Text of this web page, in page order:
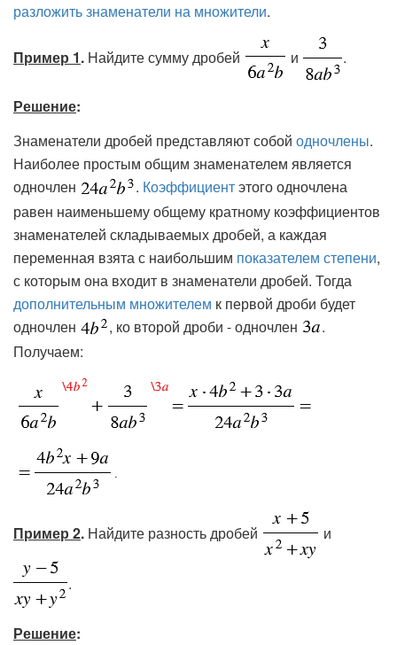
разложить знаменатели на множители.
Пример 1. Найдите сумму дробей и .
Решение:
Знаменатели дробей представляют собой одночлены.
Наиболее простым общим знаменателем является
одночлен
. Коэффициентэтого одночлена
равен наименьшему общему кратному коэффициентов
знаменателей складываемых дробей, а каждая
переменная взята с наибольшим показателем степени,
с которым она входит в знаменатели дробей. Тогда
дополнительным множителем к первой дроби будет
одночлен
, ко второй дроби - одночлен
.
Получаем:
Пример 2. Найдите разность дробей и
.
Решение: